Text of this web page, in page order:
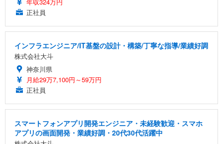
正社員
インフラエンジニア/IT基盤の設計・構築/丁寧な指導/業績好調
株式会社大斗
神奈川県
月給29万7,100円～59万円
正社員
スマートフォンアプリ開発エンジニア・未経験歓迎・スマホ
アプリの画面開発・業績好調・20代30代活躍中